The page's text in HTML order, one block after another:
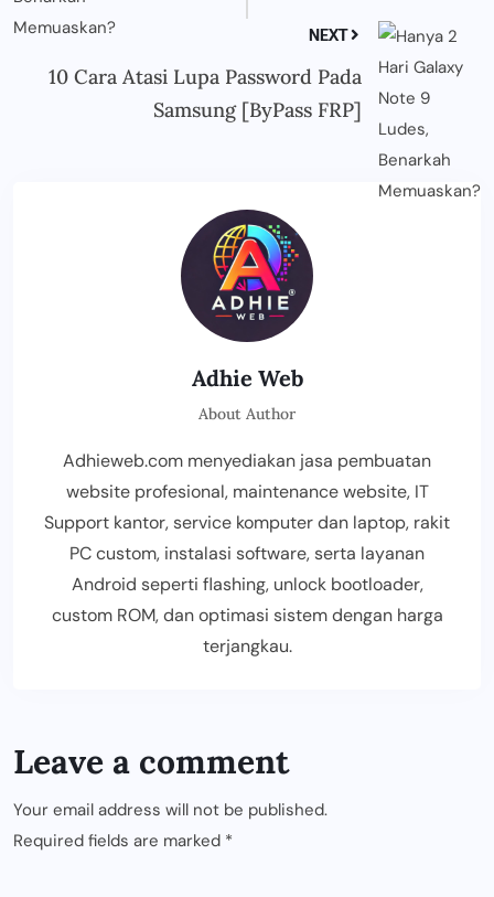
NEXT
10 Cara Atasi Lupa Password Pada
Samsung [ByPass FRP]
Adhie Web
About Author
Adhieweb.com menyediakan jasa pembuatan
website profesional, maintenance website, IT
Support kantor, service komputer dan laptop, rakit
PC custom, instalasi software, serta layanan
Android seperti flashing, unlock bootloader,
custom ROM, dan optimasi sistem dengan harga
terjangkau.
Leave a comment
Your email address will not be published.
Required fields are marked *